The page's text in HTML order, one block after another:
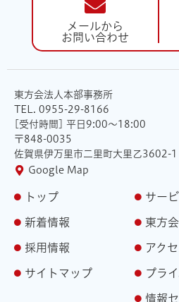
メールから
お問い合わせ
東方会法人本部事務所
TEL. 0955-29-8166
[受付時間] 平日9:00〜18:00
〒848-0035
佐賀県伊万里市二里町大里乙3602-1
Google Map
トップ
新着情報
採用情報
サイトマップ
サー
東方
アク
プラ
情報